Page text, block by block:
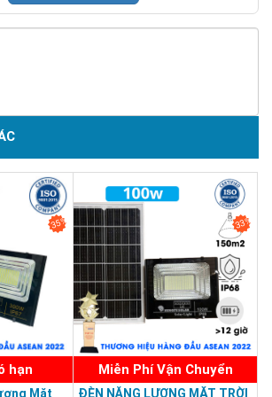
nào?
Bảo thì đèn có thể sử dụng ở các dự
trường học
nhà
công viên
sân vườn
đi bộ
các hộ gia đình ở vùng sâu vùng xa
kiện kéo đường dây điện
những nơi như biển đảo xa đất liền.
lượng mặt trời 100w ở đâu chính
- DỊCH VỤ TIN DÙNG LẦN VII - 2020
35%
hạn
Mặt
33%
Miễn Phí Vận Chuyển
ĐÈN NĂNG LƯỢNG MẶT TRỜI